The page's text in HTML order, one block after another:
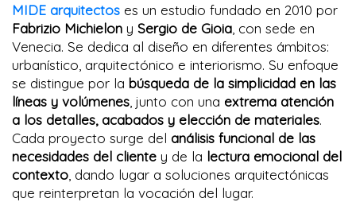
MIDE arquitectos es un estudio fundado en 2010 por
Fabrizio Michielon y Sergio de Gioia , con sede en
Venecia. Se dedica al diseño en diferentes ámbitos:
urbanístico, arquitectónico e interiorismo. Su enfoque
se distingue por la búsqueda de la simplicidad en las
líneas y volúmenes , junto con una extrema atención
a los detalles, acabados y elección de materiales.
Cada proyecto surge del análisis funcional de las
necesidades del cliente y de la lectura emocional del
contexto , dando lugar a soluciones arquitectónicas
que reinterpretan la vocación del lugar.